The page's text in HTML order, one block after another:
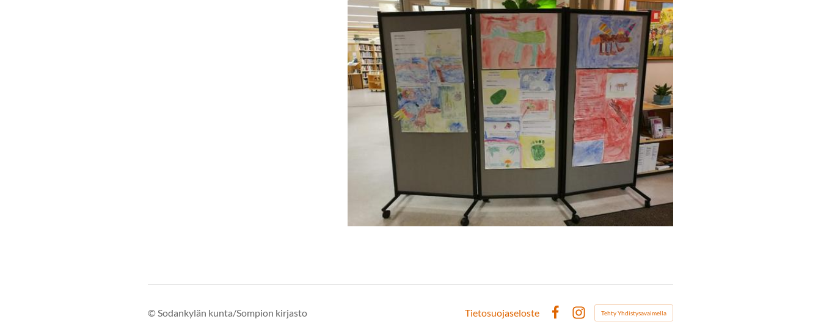
© Sodankylän kunta/Sompion kirjasto
Tietosuojaseloste
Instagram
Tehty Yhdistysavaimella